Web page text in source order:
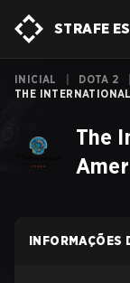
STRAFE
INICIAL DOTA 2
THE
The
INFORMAÇÕES